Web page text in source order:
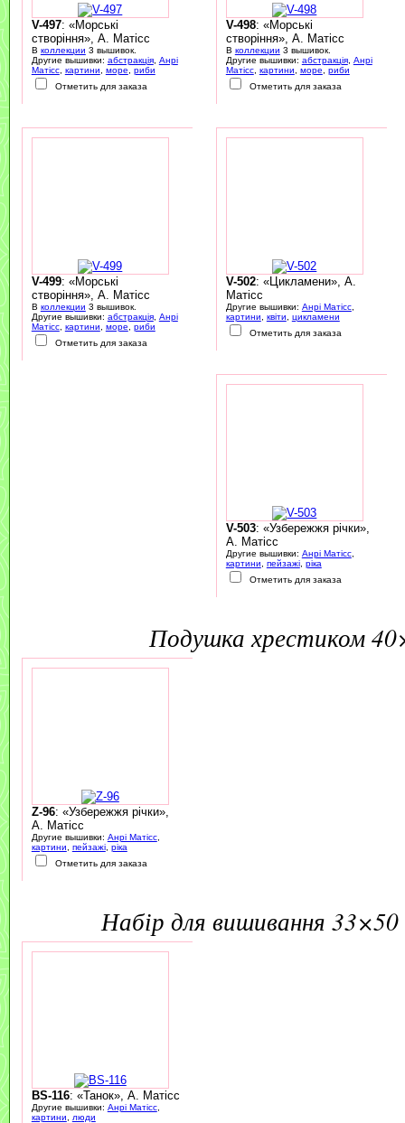
V-497: «Морські
створіння», А. Матісс
В коллекции 3 вышивок.
Другие вышивки: абстракція, Анрі
Матісс, картини море
риби
Отметить для заказа
V-498: «Морські
створіння», А. Матісс
В коллекции 3 вышивок.
Другие вышивки: абстракція, Анрі
Матісс, картини море
риби
Отметить для заказа
V-499: «Морські
створіння», А. Матісс
В коллекции 3 вышивок.
Другие вышивки: абстракція, Анрі
Матісс, картини море
риби
Отметить для заказа
V-502: «Цикламени», А.
Матісс
Другие вышивки: Анрі Матісс,
картини
квіти
цикламени
Отметить для заказа
V-503: «Узбережжя річки»,
А. Матісс
Другие вышивки: Анрі Матісс,
картини
пейзажі, ріка
Отметить для заказа
подушка хрестиком
Z-96: «Узбережжя річки»,
А. Матісс
Другие вышивки: Анрі Матісс,
картини
пейзажі, ріка
Отметить для заказа
набір для вишивання 33×50
BS-116: «Танок», А. Матісс
Другие вышивки: Анрі Матісс,
картини
люди